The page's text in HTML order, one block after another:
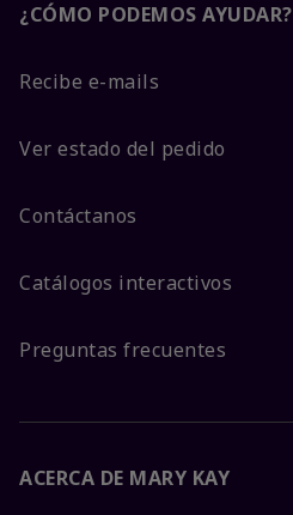
¿CÓMO PODEMOS AYUDAR?
Recibe e-mails
Ver estado del pedido
Contáctanos
Catálogos interactivos
Preguntas frecuentes
ACERCA DE MARY KAY